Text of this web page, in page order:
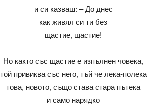
и си казваш: – До днес
как живял си ти без
щастие, щастие!
Но както със щастие е изпълнен човека,
той привиква със него, тъй че лека-полека
това, новото, също става стара пътека
и само нарядко